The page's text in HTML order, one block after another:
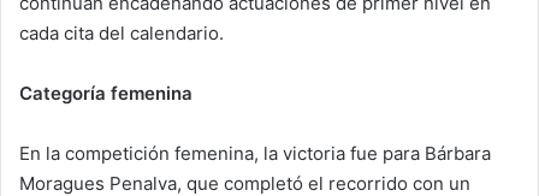
cada cita del calendario.
Categoría femenina
En la competición femenina, la victoria fue para Bárbara
Moragues Penalva, que completó el recorrido con un